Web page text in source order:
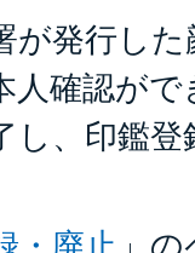
が発行し
人確認が
し、印鑑